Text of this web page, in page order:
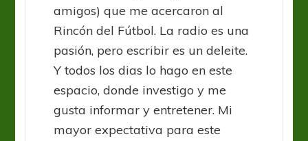
amigos) que me acercaron al
Rincón del Fútbol. La radio es una
pasión, pero escribir es un deleite.
Y todos los dias lo hago en este
espacio, donde investigo y me
gusta informar y entretener. Mi
mayor expectativa para este